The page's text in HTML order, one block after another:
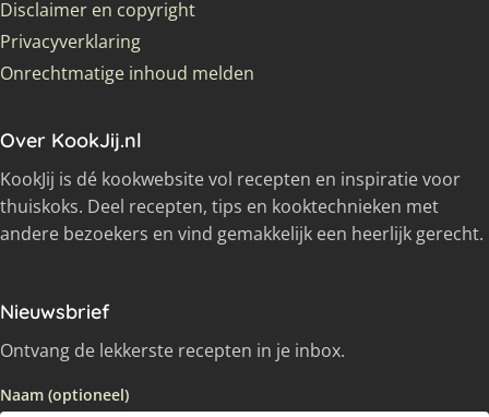
Disclaimer en copyright
Privacyverklaring
Onrechtmatige inhoud melden
Over KookJij.nl
KookJij is dé kookwebsite vol recepten en inspiratie voor
thuiskoks. Deel recepten, tips en kooktechnieken met
andere bezoekers en vind gemakkelijk een heerlijk gerecht.
Nieuwsbrief
Ontvang de lekkerste recepten in je inbox.
Naam (optioneel)